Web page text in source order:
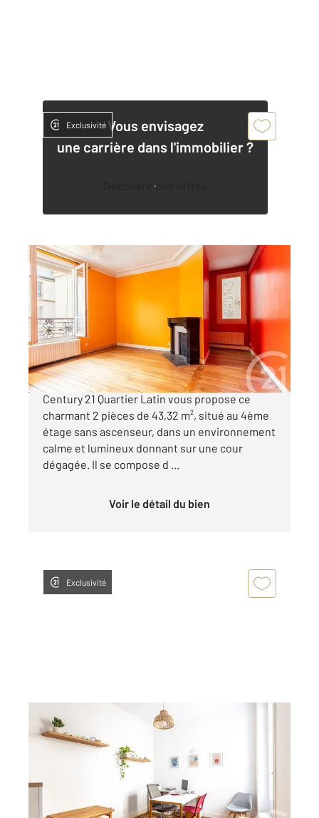
Vous envisagez
une carrière dans l'immobilier ?
Découvrir nos offres
Exclusivité
PARIS 75005
43,32 m2
, 2 pièces
Appartement F2 à vendre
420 000 €
Dans une copropriété bien entretenue,
Century 21 Quartier Latin vous propose ce
charmant 2 pièces de 43,32 m², situé au 4ème
étage sans ascenseur, dans un environnement
calme et lumineux donnant sur une cour
dégagée. Il se compose d ...
Voir le détail du bien
Exclusivité
PARIS 75005
35,94 m , 2 pièces
Ref : 31851
Appartement F2 à vendre
420 000 €